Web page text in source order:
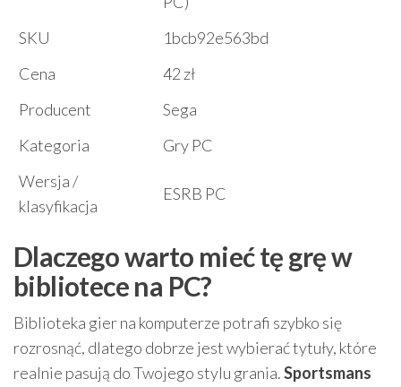
SKU
1bcb92e563bd
Cena
42 zł
Producent
Sega
Kategoria
Gry PC
Wersja /
klasyfikacja
ESRB PC
Dlaczego warto mieć tę grę w
bibliotece na PC?
Biblioteka gier na komputerze potrafi szybko się
rozrosnąć, dlatego dobrze jest wybierać tytuły, które
realnie pasują do Twojego stylu grania.Sportsmans